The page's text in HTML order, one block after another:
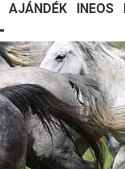
AJÁNDÉK INEOS